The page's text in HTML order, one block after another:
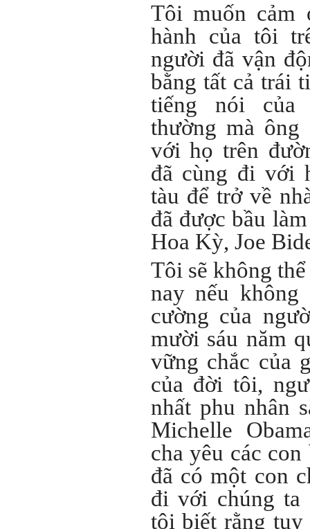
Tôi muốn cảm
hành của tôi
người đã vận
bằng tất cả trái
tiếng nói của
thường mà
với họ trên
đã cùng đi với
tàu để trở về
đã được bầu
Hoa Kỳ, Joe
Tôi sẽ không
nay nếu
cường của
mười sáu năm
vững chắc của
của đời tôi,
nhất phu nhân
Michelle
cha yêu các
đã có một con
đi với chúng ta
tôi biết rằng tuy